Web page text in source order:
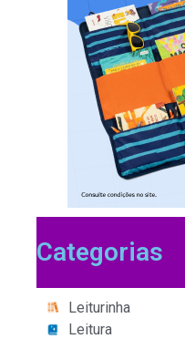
Categorias
Leiturinha
Leitura